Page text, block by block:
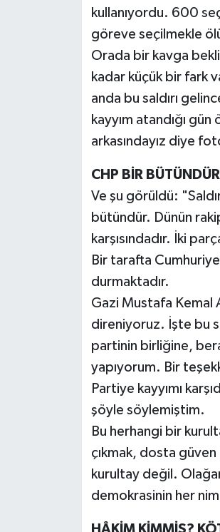
kullanıyordu. 600
göreve seçilmekle
Orada bir kavga
kadar küçük bir fark
anda bu saldırı
kayyım atandığı
arkasındayız diye
CHP BİR BÜTÜNDÜR
Ve şu görüldü:
bütündür. Dünün
karşısındadır. İki
Bir tarafta
durmaktadır.
Gazi Mustafa Kemal
direniyoruz. İşte bu
partinin birliğine,
yapıyorum. Bir
Partiye kayyımı
şöyle söylemiştim.
Bu herhangi bir
çıkmak, dosta
kurultay değil.
demokrasinin her